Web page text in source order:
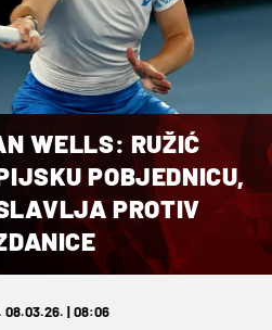
WELLS: RUŽIĆ
POBJEDNICU,
PROTIV
08.03.26. | 08:06